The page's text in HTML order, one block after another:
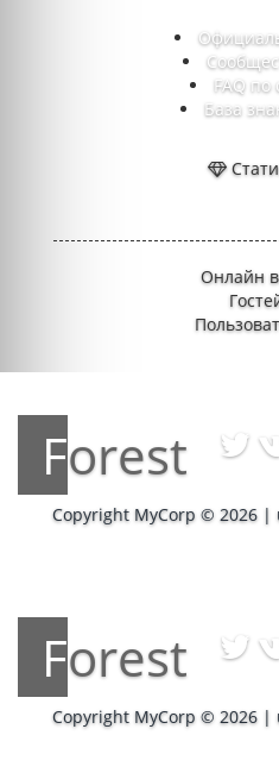
FAQ по
База
Онлайн
Forest
Copyright MyCorp © 2026 |
Forest
Copyright MyCorp © 2026 |